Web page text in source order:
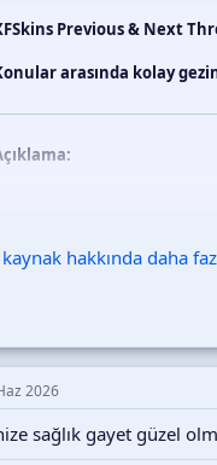
Previous & Next
arasında kolay
Kullanıcılarınızın forum
Modern ve temiz
Önceki ve sonraki
Konu başlığı, yazar,
Tüm forum tiplerini
Aynı tipteki konular
hakkında daha
2026
sağlık gayet güzel